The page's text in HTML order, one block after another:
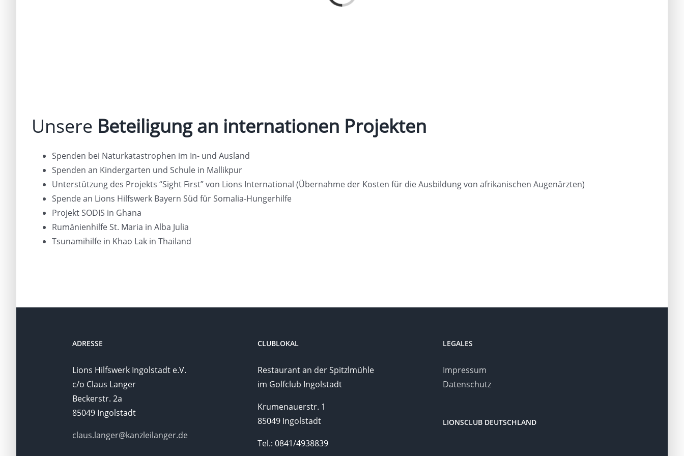
Unsere Beteiligung an internationen Projekten
Spenden bei Naturkatastrophen im In- und Ausland
Spenden an Kindergarten und Schule in Mallikpur
Unterstützung des Projekts “Sight First” von Lions International (Übernahme der Kosten für die Ausbildung von afrikanischen Augenärzten)
Spende an Lions Hilfswerk Bayern Süd für Somalia-Hungerhilfe
Projekt SODIS in Ghana
Rumänienhilfe St. Maria in Alba Julia
Tsunamihilfe in Khao Lak in Thailand
ADRESSE
Lions Hilfswerk Ingolstadt e.V.
c/o Claus Langer
Beckerstr. 2a
85049 Ingolstadt
claus.langer@kanzleilanger.de
CLUBLOKAL
Restaurant an der Spitzlmühle
im Golfclub Ingolstadt
Krumenauerstr. 1
85049 Ingolstadt
Tel.: 0841/4938839
LEGALES
Impressum
Datenschutz
LIONSCLUB DEUTSCHLAND